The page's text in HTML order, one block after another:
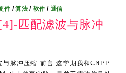
件 /算法 / 软件 / 通信
匹配滤波与脉冲
脉冲压缩 前言 这学期我和CNPP